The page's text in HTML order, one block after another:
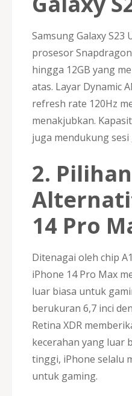
Samsung Galaxy
prosesor Snapdragon
hingga 12GB yang
atas. Layar Dynamic
refresh rate 120Hz
menakjubkan.
juga mendukung
2. Pilihan
14 Pro
Ditenagai oleh chip
iPhone 14 Pro Max
luar biasa untuk
berukuran 6,7 inci
Retina XDR
kecerahan yang luar
tinggi, iPhone selalu
untuk gaming.